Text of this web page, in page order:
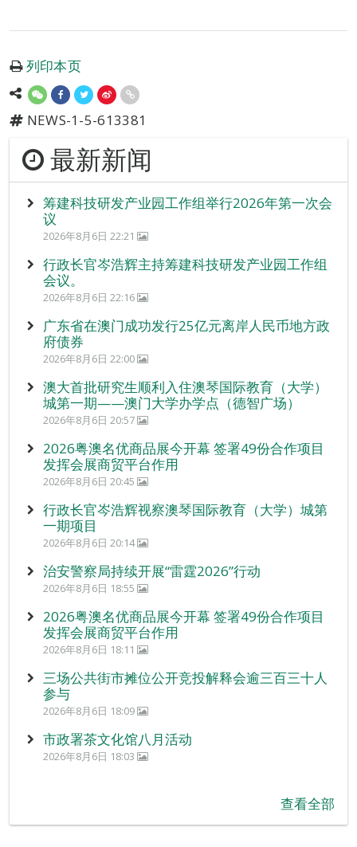
列印本页
NEWS-1-5-613381
最新新闻
筹建科技研发产业园工作组举行2026年第一次会
议
2026年8月6日 22:21
行政长官岑浩辉主持筹建科技研发产业园工作组
会议。
2026年8月6日 22:16
广东省在澳门成功发行25亿元离岸人民币地方政
府债券
2026年8月6日 22:00
澳大首批研究生顺利入住澳琴国际教育（大学）
城第一期——澳门大学办学点（德智广场）
2026年8月6日 20:57
2026粤澳名优商品展今开幕 签署49份合作项目
发挥会展商贸平台作用
2026年8月6日 20:45
行政长官岑浩辉视察澳琴国际教育（大学）城第
一期项目
2026年8月6日 20:14
治安警察局持续开展“雷霆2026”行动
2026年8月6日 18:55
2026粤澳名优商品展今开幕 签署49份合作项目
发挥会展商贸平台作用
2026年8月6日 18:11
三场公共街市摊位公开竞投解释会逾三百三十人
参与
2026年8月6日 18:09
市政署茶文化馆八月活动
2026年8月6日 18:03
查看全部